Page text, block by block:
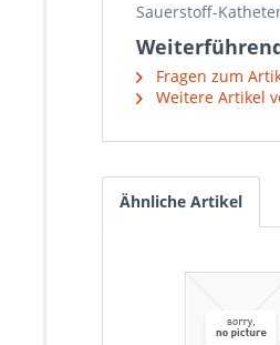
Sauerstoff-
Fragen zum
Weitere Artikel
Ähnliche Artikel